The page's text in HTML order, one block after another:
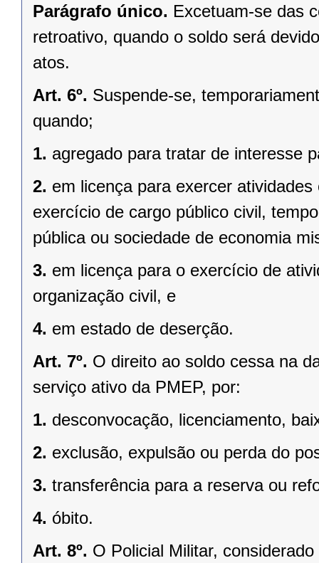
Parágrafo único. Excetuam-se das
retroativo, quando o soldo será
atos.
Art. 6º. Suspende-se,
quando;
1. agregado para tratar de interesse
2. em licença para exercer
exercício de cargo público civil,
pública ou sociedade de economia
3. em licença para o exercício de
organização civil, e
4. em estado de deserção.
Art. 7º. O direito ao soldo cessa na
serviço ativo da PMEP, por:
1. desconvocação, licenciamento,
2. exclusão, expulsão ou perda do
3. transferência para a reserva ou
4. óbito.
Art. 8º. O Policial Militar,